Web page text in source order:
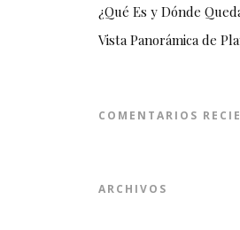
¿Qué Es y Dónde
Vista Panorámica de
COMENTARIOS
ARCHIVOS